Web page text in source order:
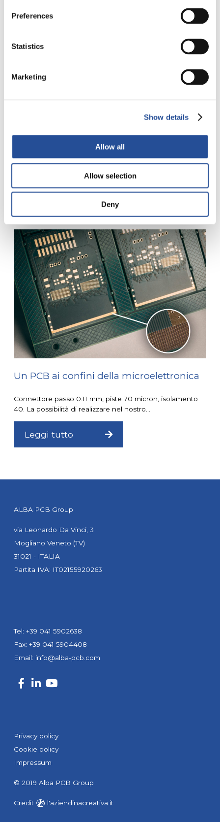
Preferences
Statistics
Marketing
Show details
Allow all
Allow selection
Deny
Abbattere la contaminazione ionica del
Il 15% delle anomalie che si verificano nel tempo sulle
schede elettroniche è causato da...
Un PCB ai confini della microelettronica
Connettore passo 0.11 mm, piste 70 micron, isolamento
40. La possibilità di realizzare nel nostro...
Leggi tutto
ALBA PCB Group
via Leonardo Da Vinci, 3
Mogliano Veneto (TV)
31021 - ITALIA
Partita IVA: IT02155920263
Tel: +39 041 5902638
Fax: +39 041 5904408
Email: info@alba-pcb.com
Privacy policy
Cookie policy
Impressum
© 2019 Alba PCB Group
Credit l'aziendinacreativa.it